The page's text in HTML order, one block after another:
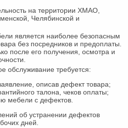
на территории ХМАО,
Челябинской и
является наиболее безопасным
без посредников и предоплаты.
после его получения, осмотра и
обслуживание требуется:
описав дефект товара;
талона, чеков оплаты;
мебели с дефектов.
об устранении дефектов
дней.